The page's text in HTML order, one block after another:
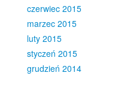
czerwiec 2015
marzec 2015
luty 2015
styczeń 2015
grudzień 2014